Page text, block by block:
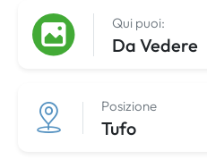
Qui puoi:
Da Vedere
Posizione
Tufo